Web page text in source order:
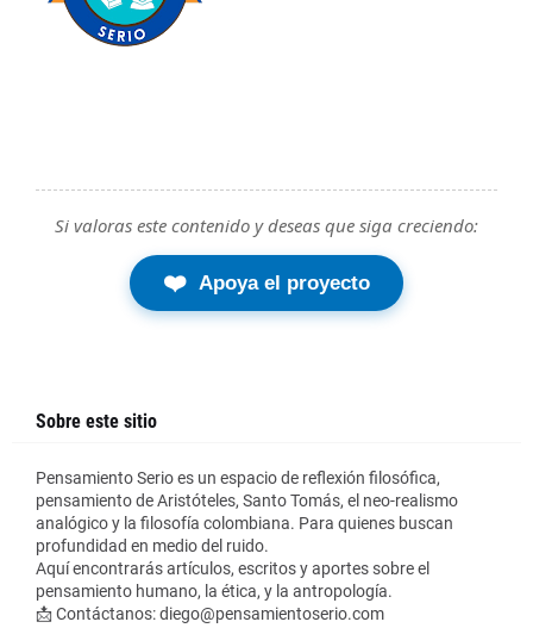
Si valoras este contenido y deseas que siga creciendo:
❤️ Apoya el proyecto
Sobre este sitio
Pensamiento Serio es un espacio de reflexión filosófica,
pensamiento de Aristóteles, Santo Tomás, el neo-realismo
analógico y la filosofía colombiana. Para quienes buscan
profundidad en medio del ruido.
Aquí encontrarás artículos, escritos y aportes sobre el
pensamiento humano, la ética, y la antropología.
📩 Contáctanos: diego@pensamientoserio.com